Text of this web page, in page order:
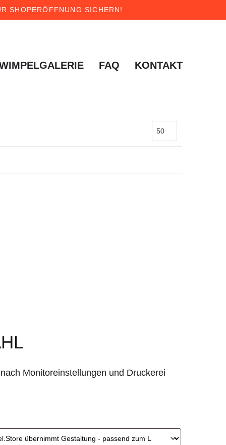
SHOPERÖFFNUNG SICHERN!
FAQ KONTAKT
Monitoreinstellungen und Druckerei